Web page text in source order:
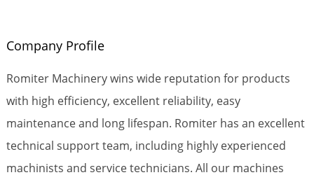
Company Profile
Romiter Machinery wins wide reputation for products
with high efficiency, excellent reliability, easy
maintenance and long lifespan. Romiter has an excellent
technical support team, including highly experienced
machinists and service technicians. All our machines